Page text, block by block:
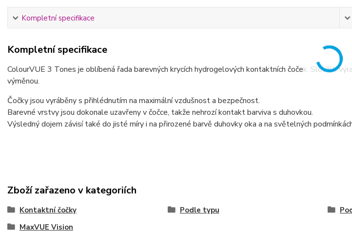
Kompletní specifikace
Kompletní specifikace
ColourVUE 3 Tones je oblíbená řada barevných krycích hydrogelových kontaktních čoček. Slouží k
výměnou.
Čočky jsou vyráběny s přihlédnutím na maximální vzdušnost a bezpečnost.
Barevné vrstvy jsou dokonale uzavřeny v čočce, takže nehrozí kontakt barviva s duhovkou.
Výsledný dojem závisí také do jisté míry i na přirozené barvě duhovky oka a na světelných
Zboží zařazeno v kategoriích
Kontaktní čočky Podle typu
MaxVUE Vision